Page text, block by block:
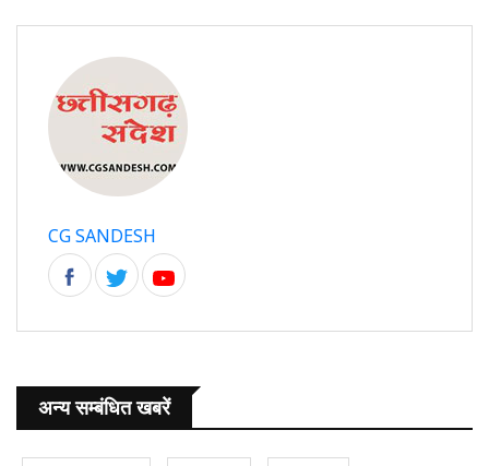
CG SANDESH
अन्य सम्बंधित खबरें